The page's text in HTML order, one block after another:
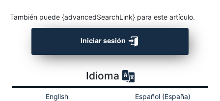
También puede {advancedSearchLink} para este artículo.
Iniciar sesión
Idioma
English Español (España)